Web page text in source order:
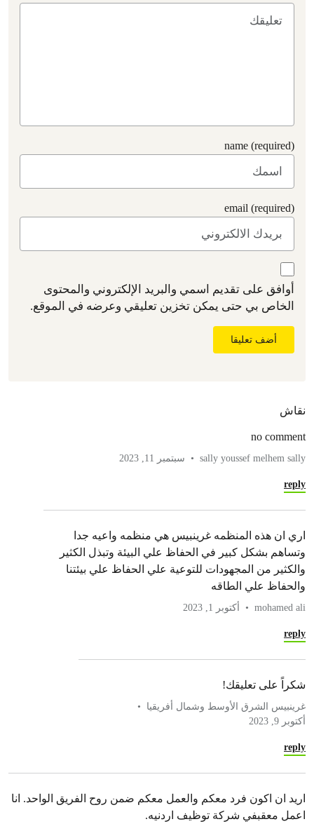
name (required)
email (required)
أوافق على تقديم اسمي والبريد الإلكتروني والمحتوى
الخاص بي حتى يمكن تخزين تعليقي وعرضه في الموقع.
أضف تعليقا
نقاش
no comment
sally youssef melhem sally سبتمبر 11, 2023
reply
اري ان هذه المنظمه غرينبيس هي منظمه واعيه جدا
وتساهم بشكل كبير في الحفاظ علي البيئة وتبذل الكثير
والكثير من المجهودات للتوعية علي الحفاظ علي بيئتنا
والحفاظ علي الطاقه
mohamed ali أكتوبر 1, 2023
reply
شكراً على تعليقك!
غرينبيس الشرق الأوسط وشمال أفريقيا
أكتوبر 9, 2023
reply
اريد ان اكون فرد معكم والعمل معكم ضمن روح الفريق الواحد. انا
اعمل معقبفي شركة توظيف اردنيه.